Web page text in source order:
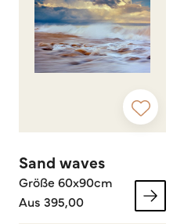
Sand waves
Größe 60x90cm
Aus 395,00